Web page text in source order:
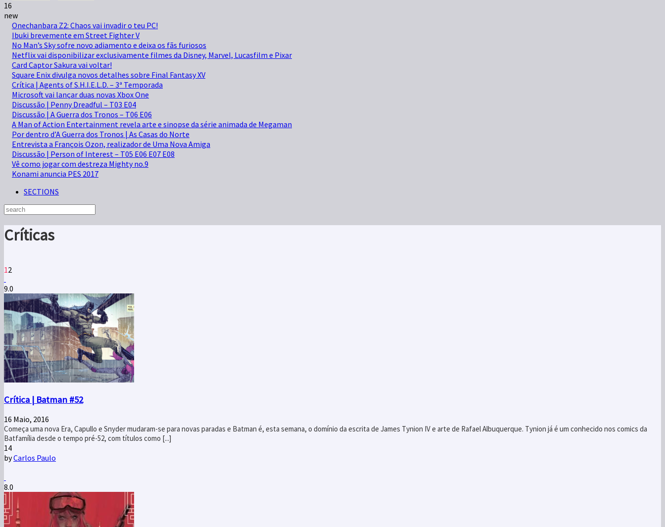
16
new
Onechanbara Z2: Chaos vai invadir o teu PC!
Ibuki brevemente em Street Fighter V
No Man’s Sky sofre novo adiamento e deixa os fãs furiosos
Netflix vai disponibilizar exclusivamente filmes da Disney, Marvel, Lucasfilm e Pixar
Card Captor Sakura vai voltar!
Square Enix divulga novos detalhes sobre Final Fantasy XV
Crítica | Agents of S.H.I.E.L.D. – 3ª Temporada
Microsoft vai lançar duas novas Xbox One
Discussão | Penny Dreadful – T03 E04
Discussão | A Guerra dos Tronos – T06 E06
A Man of Action Entertainment revela arte e sinopse da série animada de Megaman
Por dentro d’A Guerra dos Tronos | As Casas do Norte
Entrevista a François Ozon, realizador de Uma Nova Amiga
Discussão | Person of Interest – T05 E06 E07 E08
Vê como jogar com destreza Mighty no.9
Konami anuncia PES 2017
SECTIONS
Críticas
12
9.0
Crítica | Batman #52
16 Maio, 2016
Começa uma nova Era, Capullo e Snyder mudaram-se para novas paradas e Batman é, esta semana, o domínio da escrita de James Tynion IV e arte de Rafael Albuquerque. Tynion já é um conhecido nos comics da
Batfamília desde o tempo pré-52, com títulos como [...]
14
byCarlos Paulo
8.0